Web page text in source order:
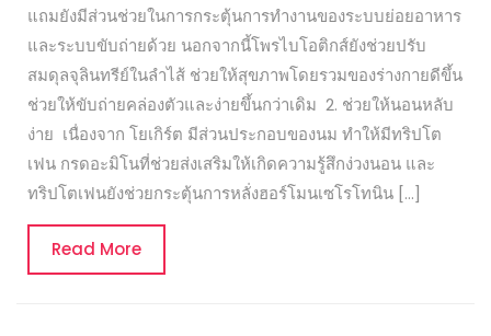
แถมยังมีส่วนช่วยในการกระตุ้นการทำงานของระบบย่อยอาหาร
และระบบขับถ่ายด้วย นอกจากนี้โพรไบโอติกส์ยังช่วยปรับ
สมดุลจุลินทรีย์ในลำไส้ ช่วยให้สุขภาพโดยรวมของร่างกายดีขึ้น
ช่วยให้ขับถ่ายคล่องตัวและง่ายขึ้นกว่าเดิม 2. ช่วยให้นอนหลับ
ง่าย เนื่องจาก โยเกิร์ต มีส่วนประกอบของนม ทำให้มีทริปโต
เฟน กรดอะมิโนที่ช่วยส่งเสริมให้เกิดความรู้สึกง่วงนอน และ
ทริปโตเฟนยังช่วยกระตุ้นการหลั่งฮอร์โมนเซโรโทนิน […]
Read MoreRead
More